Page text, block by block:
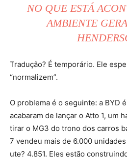
NO QUE ESTÁ
AMBIENTE
Tradução? É temporário. Ele
“normalizem”.
O problema é o seguinte: a BYD
acabaram de lançar o Atto 1, um
tirar o MG3 do trono dos carros
7 vendeu mais de 6.000
ute? 4.851. Eles estão